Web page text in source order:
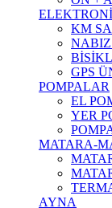
KM
GPS
POMPALAR
EL
YER
MATARA-
AYNA